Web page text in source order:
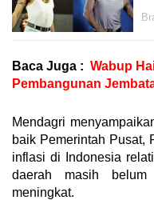
Baca Juga : Wabup
Pembangunan
Mendagri
baik Pemerintah Pusat,
inflasi di Indonesia
daerah masih
meningkat.